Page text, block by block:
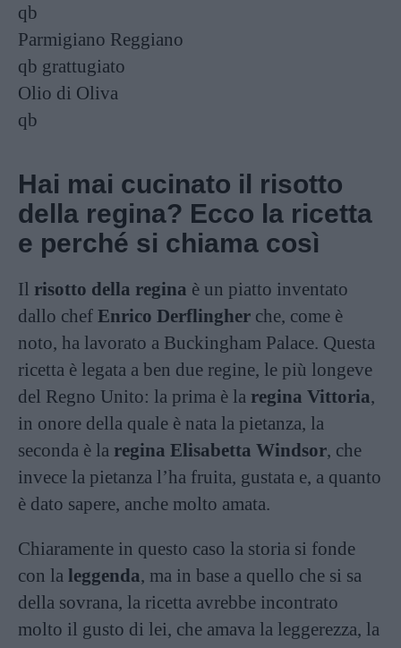
qb
Parmigiano Reggiano
qb grattugiato
Olio di Oliva
qb
Hai mai cucinato il risotto
della regina? Ecco la ricetta
e perché si chiama così
Il risotto della regina è un piatto inventato
dallo chef Enrico Derflingher che, come è
noto, ha lavorato a Buckingham Palace. Questa
ricetta è legata a ben due regine, le più longeve
del Regno Unito: la prima è la regina Vittoria,
in onore della quale è nata la pietanza, la
seconda è la regina Elisabetta Windsor, che
invece la pietanza l’ha fruita, gustata e, a quanto
è dato sapere, anche molto amata.
Chiaramente in questo caso la storia si fonde
con la leggenda, ma in base a quello che si sa
della sovrana, la ricetta avrebbe incontrato
molto il gusto di lei, che amava la leggerezza, la